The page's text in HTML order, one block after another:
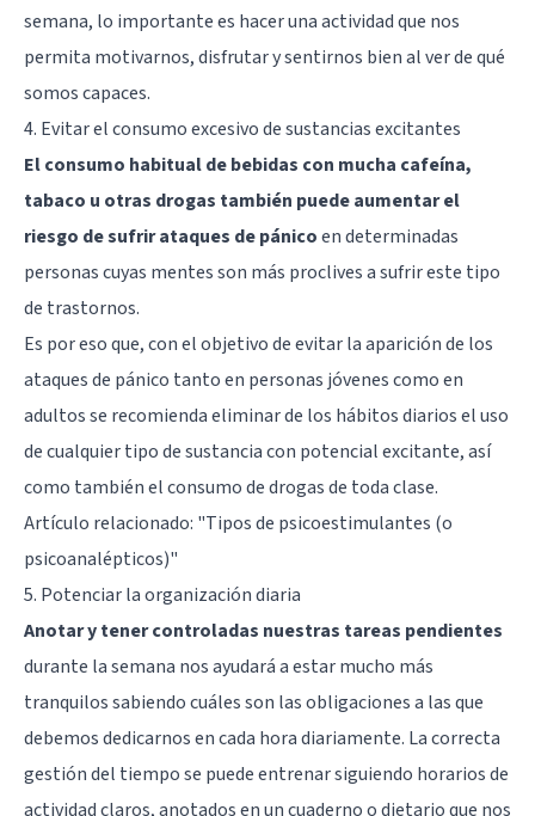
semana, lo importante es hacer una actividad que nos
permita motivarnos, disfrutar y sentirnos bien al ver de qué
somos capaces.
4. Evitar el consumo excesivo de sustancias excitantes
El consumo habitual de bebidas con mucha cafeína,
tabaco u otras drogas también puede aumentar el
riesgo de sufrir ataques de pánicoen determinadas
personas cuyas mentes son más proclives a sufrir este tipo
de trastornos.
Es por eso que, con el objetivo de evitar la aparición de los
ataques de pánico tanto en personas jóvenes como en
adultos se recomienda eliminar de los hábitos diarios el uso
de cualquier tipo de sustancia con potencial excitante, así
como también el consumo de drogas de toda clase.
Artículo relacionado: "Tipos de psicoestimulantes (o
psicoanalépticos)"
5. Potenciar la organización diaria
Anotar y tener controladas nuestras tareas pendientes
durante la semana nos ayudará a estar mucho más
tranquilos sabiendo cuáles son las obligaciones a las que
debemos dedicarnos en cada hora diariamente. La correcta
gestión del tiempo se puede entrenar siguiendo horarios de
actividad claros, anotados en un cuaderno o dietario que nos